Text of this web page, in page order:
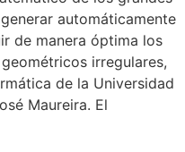
automáticamente
de manera óptima los
irregulares,
de la Universidad
Maureira. El